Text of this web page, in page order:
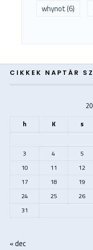
whynot(6)
CIKKEK NAPTÁR
h
K s
3
4 5
10
11 12
17
18 19
24
25 26
31
« dec